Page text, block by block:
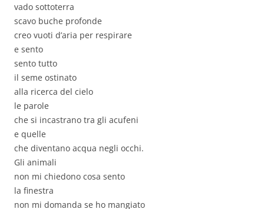
vado sottoterra
scavo buche profonde
creo vuoti d’aria per respirare
e sento
sento tutto
il seme ostinato
alla ricerca del cielo
le parole
che si incastrano tra gli acufeni
e quelle
che diventano acqua negli occhi.
Gli animali
non mi chiedono cosa sento
la finestra
non mi domanda se ho mangiato